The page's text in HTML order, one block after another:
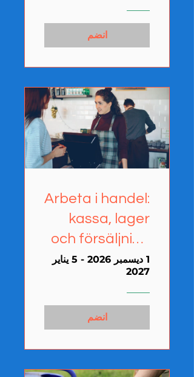
انضم
Arbeta i handel:
kassa, lager
och försäljning
(Ronneby)
1 ديسمبر 2026 - 5 يناير
2027
انضم